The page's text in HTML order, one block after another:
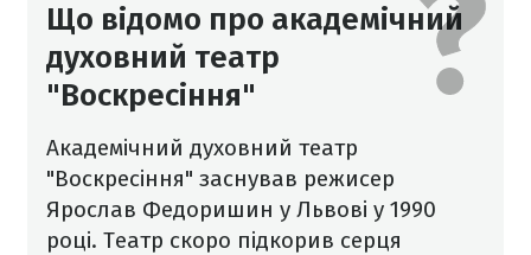
Що відомо про академічний
духовний театр
"Воскресіння"
Академічний духовний театр
"Воскресіння" заснував режисер
Ярослав Федоришин у Львові у 1990
році. Театр скоро підкорив серця